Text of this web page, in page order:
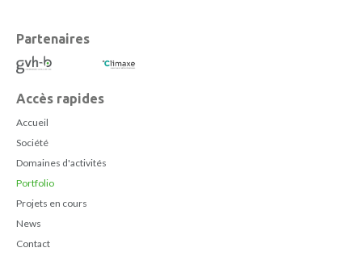
Partenaires
Accès rapides
Accueil
Société
Domaines d'activités
Portfolio
Projets en cours
News
Contact